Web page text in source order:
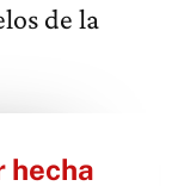
de la
hecha